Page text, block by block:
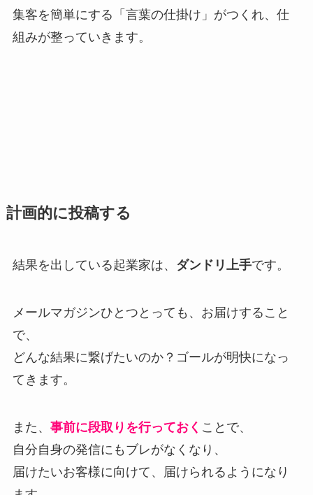
集客を簡単にする「言葉の仕掛け」がつくれ、仕
組みが整っていきます。
計画的に投稿する
結果を出している起業家は、 ダンドリ上手です。
メールマガジンひとつとっても、お届けすること
で、
どんな結果に繋げたいのか？ゴールが明快になっ
てきます。
また、 事前に段取りを行っておく ことで、
自分自身の発信にもブレがなくなり、
届けたいお客様に向けて、届けられるようになり